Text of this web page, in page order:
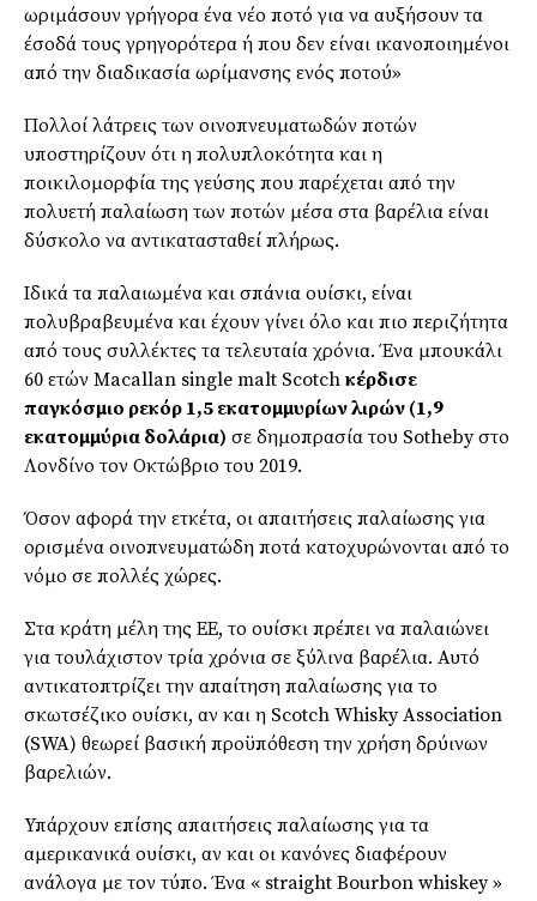
ωριμάσουν γρήγορα ένα νέο ποτό για να αυξήσουν τα
έσοδά τους γρηγορότερα ή που δεν είναι ικανοποιημένοι
από την διαδικασία ωρίμανσης ενός ποτού»
Πολλοί λάτρεις των οινοπνευματωδών ποτών
υποστηρίζουν ότι η πολυπλοκότητα και η
ποικιλομορφία της γεύσης που παρέχεται από την
πολυετή παλαίωση των ποτών μέσα στα βαρέλια είναι
δύσκολο να αντικατασταθεί πλήρως.
Ιδικά τα παλαιωμένα και σπάνια ουίσκι, είναι
πολυβραβευμένα και έχουν γίνει όλο και πιο περιζήτητα
από τους συλλέκτες τα τελευταία χρόνια. Ένα μπουκάλι
60 ετών Macallan single malt Scotch κέρδισε
παγκόσμιο ρεκόρ 1,5 εκατομμυρίων λιρών (1,9
εκατομμύρια δολάρια) σε δημοπρασία του Sothebyστο
Λονδίνο τον Οκτώβριο του 2019.
Όσον αφορά την ετκέτα, οι απαιτήσεις παλαίωσης για
ορισμένα οινοπνευματώδη ποτά κατοχυρώνονται από το
νόμο σε πολλές χώρες.
Στα κράτη μέλη της ΕΕ, το ουίσκι πρέπει να παλαιώνει
για τουλάχιστον τρία χρόνια σε ξύλινα βαρέλια. Αυτό
αντικατοπτρίζει την απαίτηση παλαίωσης για το
σκωτσέζικο ουίσκι, αν και η Scotch WhiskyAssociation
(SWA) θεωρεί βασική προϋπόθεση την χρήση δρύινων
βαρελιών.
Υπάρχουν επίσης απαιτήσεις παλαίωσης για τα
αμερικανικά ουίσκι, αν και οι κανόνες διαφέρουν
ανάλογα με τον τύπο. Ένα « straight Bourbon whiskey»